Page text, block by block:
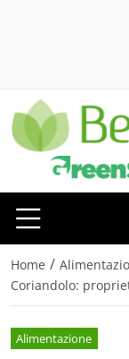
Home /
Coriandolo:
Alimentazione